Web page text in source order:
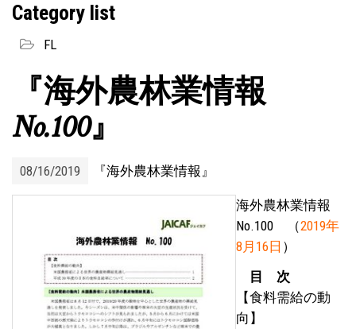
Category list
FL
『海外農林業情報
No.100』
08/16/2019 『海外農林業情報』
海外農林業情報
No.100 （2019年
8月16日 ）
目 次
【食料需給の動
向】